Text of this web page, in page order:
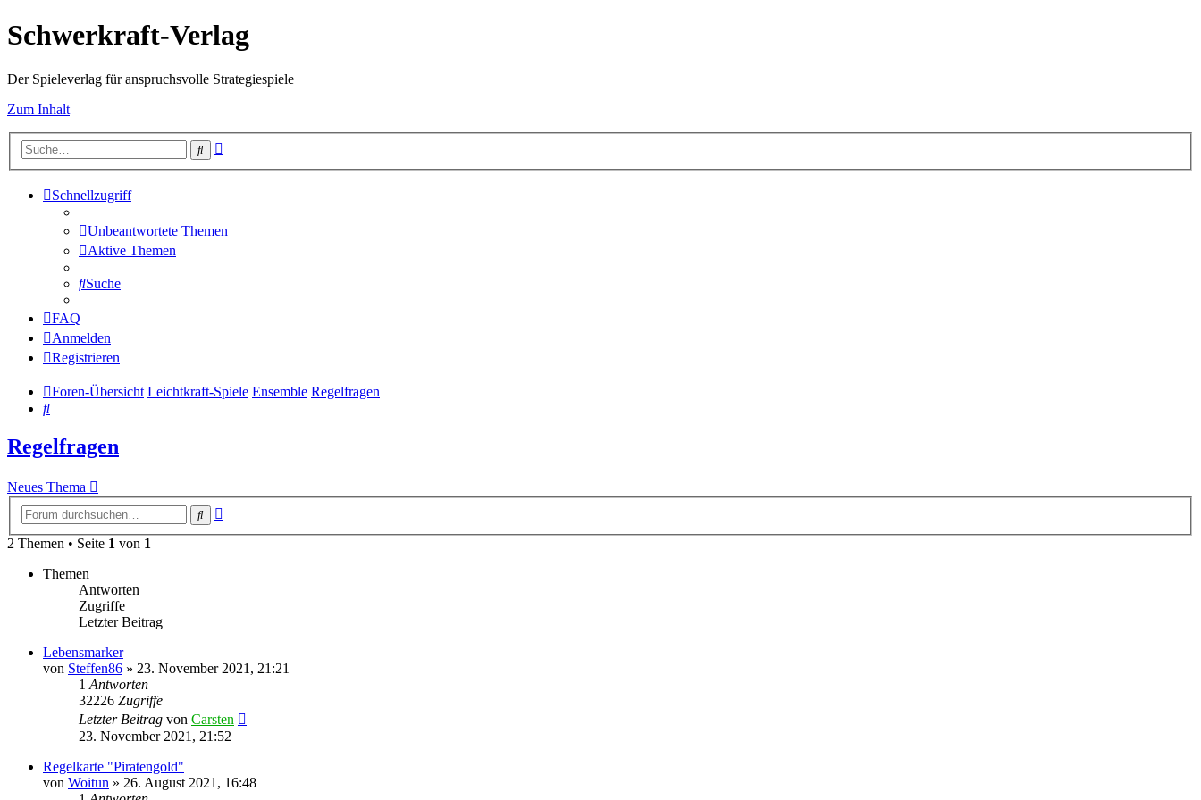
Schwerkraft-Verlag
Der Spieleverlag für anspruchsvolle Strategiespiele
Zum Inhalt
Suche
Schnellzugriff
Unbeantwortete Themen
Aktive Themen
Suche
FAQ
Anmelden
Registrieren
Foren-Übersicht Leichtkraft-Spiele Ensemble Regelfragen
Suche
Regelfragen
Neues Thema
Suche
2 Themen • Seite 1 von 1
Themen
Antworten
Zugriffe
Letzter Beitrag
Lebensmarker
von Steffen86 » 23. November 2021, 21:21
1 Antworten
32226 Zugriffe
Letzter Beitrag von Carsten
23. November 2021, 21:52
Regelkarte "Piratengold"
von Woitun » 26. August 2021, 16:48